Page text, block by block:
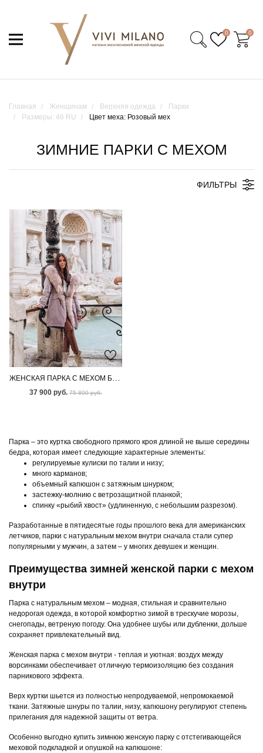
0 0
Главная Женщинам Верхняя одежда
Парки
Размеры: 46 RU
Цвет меха: Розовый мех
ЗИМНИЕ ПАРКИ С МЕХОМ
ФИЛЬТРЫ
ЖЕНСКАЯ ПАРКА С МЕХОМ БЕНГАЛЬСКОЙ ЛИСЫ
37 900 руб. 75 800 руб.
Парка – это куртка свободного прямого кроя длиной не выше середины
бедра, которая имеет следующие характерные элементы:
регулируемые кулиски по талии и низу;
много карманов;
объемный капюшон с затяжным шнурком;
застежку-молнию с ветрозащитной планкой;
спинку «рыбий хвост» (удлиненную, с небольшим разрезом).
Разработанные в пятидесятые годы прошлого века для американских
летчиков, парки с натуральным мехом внутри сначала стали супер
популярными у мужчин, а затем – у многих девушек и женщин.
Преимущества зимней женской парки с мехом
внутри
Парка с натуральным мехом – модная, стильная и сравнительно
недорогая одежда, в которой комфортно зимой в трескучие морозы,
снегопады, ветреную погоду. Она удобнее шубы или дубленки, дольше
сохраняет привлекательный вид.
Женская парка с мехом внутри - теплая и уютная: воздух между
ворсинками обеспечивает отличную термоизоляцию без создания
парникового эффекта.
Верх куртки шьется из полностью непродуваемой, непромокаемой
ткани. Затяжные шнуры по талии, низу, капюшону регулируют степень
прилегания для надежной защиты от ветра.
Особенно выгодно купить зимнюю женскую парку с отстегивающейся
меховой подкладкой и опушкой на капюшоне: